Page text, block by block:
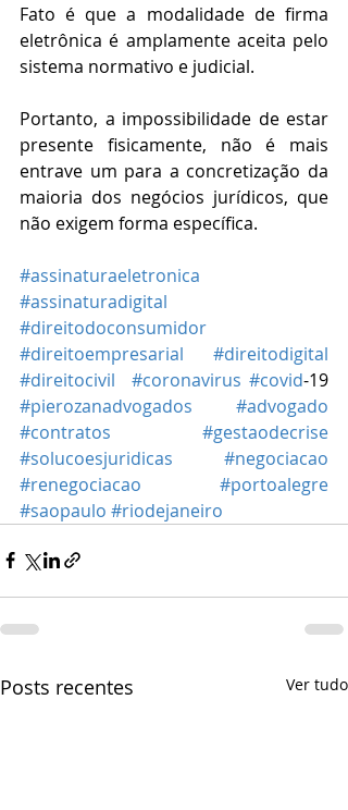
Fato é que a modalidade de firma
eletrônica é amplamente aceita pelo
sistema normativo e judicial.
Portanto, a impossibilidade de estar
presente fisicamente, não é mais
entrave um para a concretização da
maioria dos negócios jurídicos, que
não exigem forma específica.
#assinaturaeletronica
#assinaturadigital
#direitodoconsumidor
#direitoempresarial
#direitodigital
#direitocivil
#coronavirus #covid
#pierozanadvogados
#advogado
#contratos
#gestaodecrise
#solucoesjuridicas
#negociacao
#renegociacao
#portoalegre
#saopaulo #riodejaneiro
Posts recentes Ver tudo